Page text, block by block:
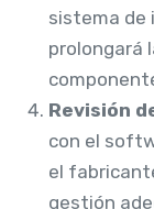
sistema de
prolongará
Revisión
con el
el
gestión